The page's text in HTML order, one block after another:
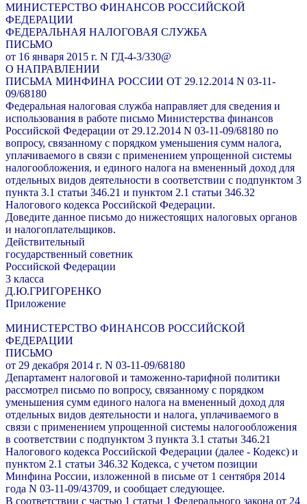
МИНИСТЕРСТВО ФИНАНСОВ РОССИЙСКОЙ
ФЕДЕРАЦИИ
ФЕДЕРАЛЬНАЯ НАЛОГОВАЯ СЛУЖБА
ПИСЬМО
от 16 января 2015 г. N ГД-4-3/330@
О НАПРАВЛЕНИИ
ПИСЬМА МИНФИНА РОССИИ ОТ 29.12.2014 N 03-11-
09/68180
Федеральная налоговая служба направляет для сведения и
использования в работе письмо Министерства финансов
Российской Федерации от 29.12.2014 N 03-11-09/68180 по
вопросу, связанному с порядком уменьшения сумм налога,
уплачиваемого в связи с применением упрощенной системы
налогообложения, и единого налога на вмененный доход для
отдельных видов деятельности в соответствии с подпунктом 3
пункта 3.1 статьи 346.21 и пунктом 2.1 статьи 346.32
Налогового кодекса Российской Федерации.
Доведите данное письмо до нижестоящих налоговых органов
и налогоплательщиков.
Действительный
государственный советник
Российской Федерации
3 класса
Д.Ю.ГРИГОРЕНКО
Приложение
МИНИСТЕРСТВО ФИНАНСОВ РОССИЙСКОЙ
ФЕДЕРАЦИИ
ПИСЬМО
от 29 декабря 2014 г. N 03-11-09/68180
Департамент налоговой и таможенно-тарифной политики
рассмотрел письмо по вопросу, связанному с порядком
уменьшения сумм единого налога на вмененный доход для
отдельных видов деятельности и налога, уплачиваемого в
связи с применением упрощенной системы налогообложения
в соответствии с подпунктом 3 пункта 3.1 статьи 346.21
Налогового кодекса Российской Федерации (далее - Кодекс) и
пунктом 2.1 статьи 346.32 Кодекса, с учетом позиции
Минфина России, изложенной в письме от 1 сентября 2014
года N 03-11-09/43709, и сообщает следующее.
В соответствии с частью 1 статьи 1 Федерального закона от 24